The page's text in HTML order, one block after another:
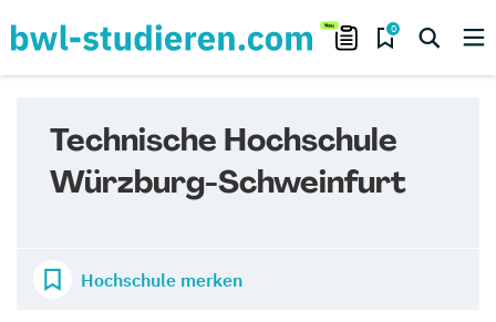
0
Technische Hochschule
Würzburg-Schweinfurt
Hochschule merken